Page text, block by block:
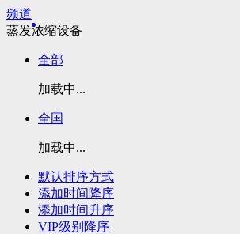
频道
蒸发浓缩设备
全部
加载中...
全国
加载中...
默认排序方式
添加时间降序
添加时间升序
VIP级别降序